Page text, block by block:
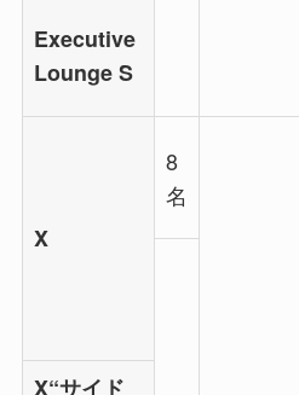
Executive
Lounge S
X
8
名
X“サイド